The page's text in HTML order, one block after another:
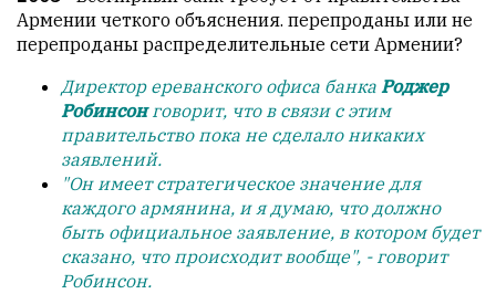
является
обязательным
условием
для
публикации.
Противоположные
мнения
публикуются,
даже
принимаются
Армении четкого объяснения. перепроданы или не
перепроданы распределительные сети Армении?
Директор ереванского офиса банка Роджер
Робинсонговорит, что в связи с этим
правительство пока не сделало никаких
заявлений.
"Он имеет стратегическое значение для
каждого армянина, и я думаю, что должно
быть официальное заявление, в котором будет
сказано, что происходит вообще", - говорит
Робинсон.